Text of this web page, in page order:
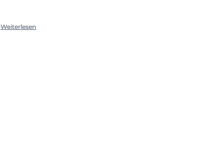
Weiterlesen